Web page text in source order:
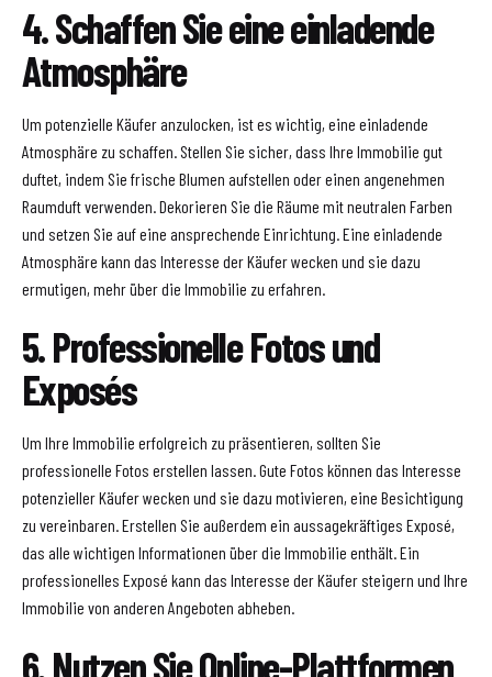
4. Schaffen Sie eine einladende
Atmosphäre
Um potenzielle Käufer anzulocken, ist es wichtig, eine einladende
Atmosphäre zu schaffen. Stellen Sie sicher, dass Ihre Immobilie gut
duftet, indem Sie frische Blumen aufstellen oder einen angenehmen
Raumduft verwenden. Dekorieren Sie die Räume mit neutralen Farben
und setzen Sie auf eine ansprechende Einrichtung. Eine einladende
Atmosphäre kann das Interesse der Käufer wecken und sie dazu
ermutigen, mehr über die Immobilie zu erfahren.
5. Professionelle Fotos und
Exposés
Um Ihre Immobilie erfolgreich zu präsentieren, sollten Sie
professionelle Fotos erstellen lassen. Gute Fotos können das Interesse
potenzieller Käufer wecken und sie dazu motivieren, eine Besichtigung
zu vereinbaren. Erstellen Sie außerdem ein aussagekräftiges Exposé,
das alle wichtigen Informationen über die Immobilie enthält. Ein
professionelles Exposé kann das Interesse der Käufer steigern und Ihre
Immobilie von anderen Angeboten abheben.
6. Nutzen Sie Online-Plattformen